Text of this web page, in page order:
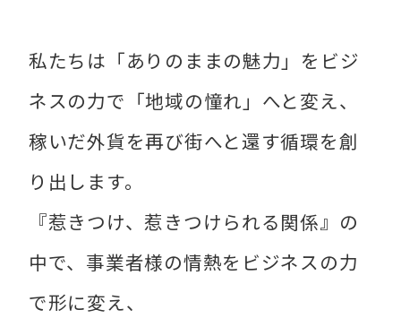
私たちは「ありのままの魅力」をビジ
ネスの力で「地域の憧れ」へと変え、
稼いだ外貨を再び街へと還す循環を創
り出します。
『惹きつけ、惹きつけられる関係』の
中で、事業者様の情熱をビジネスの力
で形に変え、